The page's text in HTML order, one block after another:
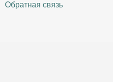
Обратная связь